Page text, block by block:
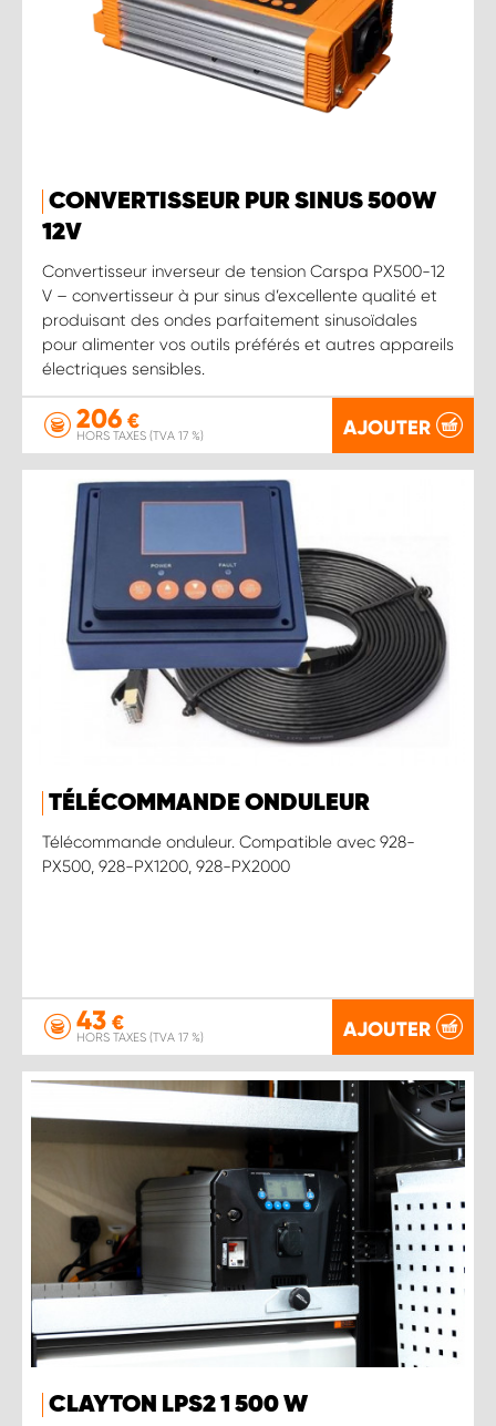
CONVERTISSEUR PUR SINUS 500W
12 V
Convertisseur inverseur de tension Carspa PX500-12
V – convertisseur à pur sinus d’excellente qualité et
produisant des ondes parfaitement sinusoïdales
pour alimenter vos outils préférés et autres appareils
électriques sensibles.
206 €
HORS TAXES (TVA 17 %) AJOUTER
TÉLÉCOMMANDE ONDULEUR
Télécommande onduleur. Compatible avec 928-
PX500, 928-PX1200, 928-PX2000
43 €
HORS TAXES (TVA 17 %) AJOUTER
CLAYTON LPS2 1 500 W